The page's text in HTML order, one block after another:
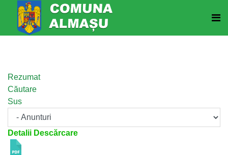
Rezumat
Căutare
Sus
Detalii Descărcare